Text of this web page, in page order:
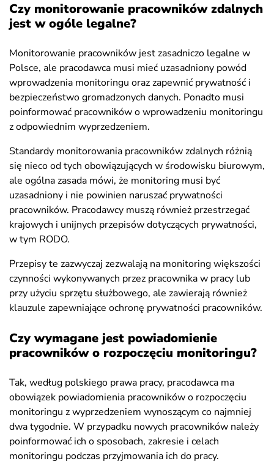
Czy monitorowanie pracowników zdalnych
jest w ogóle legalne?
Monitorowanie pracowników jest zasadniczo legalne w
Polsce, ale pracodawca musi mieć uzasadniony powód
wprowadzenia monitoringu oraz zapewnić prywatność i
bezpieczeństwo gromadzonych danych. Ponadto musi
poinformować pracowników o wprowadzeniu monitoringu
z odpowiednim wyprzedzeniem.
Standardy monitorowania pracowników zdalnych różnią
się nieco od tych obowiązujących w środowisku biurowym,
ale ogólna zasada mówi, że monitoring musi być
uzasadniony i nie powinien naruszać prywatności
pracowników. Pracodawcy muszą również przestrzegać
krajowych i unijnych przepisów dotyczących prywatności,
w tym RODO.
Przepisy te zazwyczaj zezwalają na monitoring większości
czynności wykonywanych przez pracownika w pracy lub
przy użyciu sprzętu służbowego, ale zawierają również
klauzule zapewniające ochronę prywatności pracowników.
Czy wymagane jest powiadomienie
pracowników o rozpoczęciu monitoringu?
Tak, według polskiego prawa pracy, pracodawca ma
obowiązek powiadomienia pracowników o rozpoczęciu
monitoringu z wyprzedzeniem wynoszącym co najmniej
dwa tygodnie. W przypadku nowych pracowników należy
poinformować ich o sposobach, zakresie i celach
monitoringu podczas przyjmowania ich do pracy.